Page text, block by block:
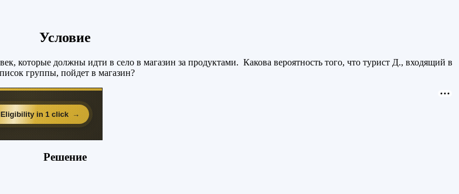
Условие
которые должны идти в село в магазин за продуктами. Какова вероятность того, что турист Д., входящий в
группы, пойдет в магазин?
Решение